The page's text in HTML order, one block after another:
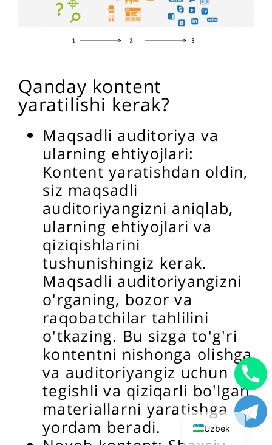
Qanday kontent
yaratilishi kerak?
Maqsadli auditoriya va
ularning ehtiyojlari:
Kontent yaratishdan oldin,
siz maqsadli
auditoriyangizni aniqlab,
ularning ehtiyojlari va
qiziqishlarini
tushunishingiz kerak.
Maqsadli auditoriyangizni
o'rganing, bozor va
raqobatchilar tahlilini
o'tkazing. Bu sizga to'g'ri
kontentni nishonga olishga
va auditoriyangiz uchun
tegishli va qiziqarli bo'lgan
materiallarni yaratishga
yordam beradi.
Uzbek
Russian
English